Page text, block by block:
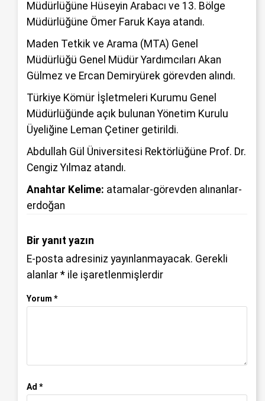
Müdürlüğüne Hüseyin Arabacı ve 13. Bölge
Müdürlüğüne Ömer Faruk Kaya atandı.
Maden Tetkik ve Arama (MTA) Genel
Müdürlüğü Genel Müdür Yardımcıları Akan
Gülmez ve Ercan Demiryürek görevden alındı.
Türkiye Kömür İşletmeleri Kurumu Genel
Müdürlüğünde açık bulunan Yönetim Kurulu
Üyeliğine Leman Çetiner getirildi.
Abdullah Gül Üniversitesi Rektörlüğüne Prof. Dr.
Cengiz Yılmaz atandı.
Anahtar Kelime: atamalar-görevden alınanlar-
erdoğan
Bir yanıt yazın
E-posta adresiniz yayınlanmayacak. Gerekli
alanlar * ile işaretlenmişlerdir
Yorum *
Ad *